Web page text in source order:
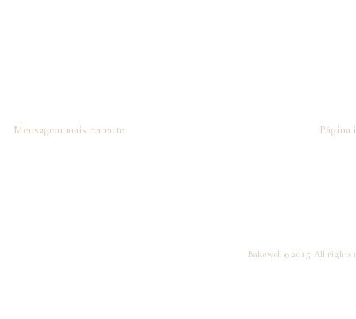
Mensagem mais recente Página
Bakewell © 2015. All rights